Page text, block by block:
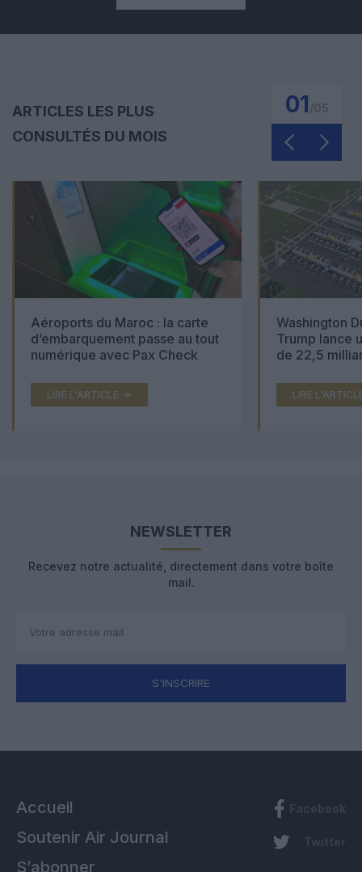
ARTICLES LES PLUS
CONSULTÉS DU MOIS
01
Aéroports du Maroc : la carte
d’embarquement passe au tout
numérique avec Pax Check
LIRE L'ARTICLE
Washington
Trump lance
de 22,5
LIRE
NEWSLETTER
Recevez notre actualité, directement dans votre boîte
mail.
S'INSCRIRE
Accueil
Soutenir Air Journal
S’abonner